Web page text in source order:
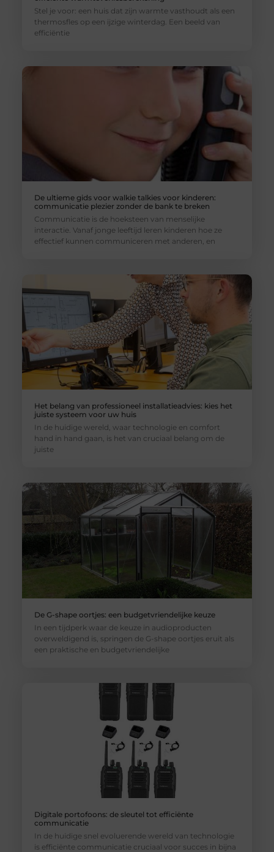
Stel je voor: een huis dat zijn warmte vasthoudt als een
thermosfles op een ijzige winterdag. Een beeld van
efficiëntie
De ultieme gids voor walkie talkies voor kinderen:
communicatie plezier zonder de bank te breken
Communicatie is de hoeksteen van menselijke
interactie. Vanaf jonge leeftijd leren kinderen hoe ze
effectief kunnen communiceren met anderen, en
Het belang van professioneel installatieadvies: kies het
juiste systeem voor uw huis
In de huidige wereld, waar technologie en comfort
hand in hand gaan, is het van cruciaal belang om de
juiste
De G-shape oortjes: een budgetvriendelijke keuze
In een tijdperk waar de keuze in audioproducten
overweldigend is, springen de G-shape oortjes eruit als
een praktische en budgetvriendelijke
Digitale portofoons: de sleutel tot efficiënte
communicatie
In de huidige snel evoluerende wereld van technologie
is efficiënte communicatie cruciaal voor succes in bijna